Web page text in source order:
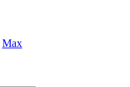
Max